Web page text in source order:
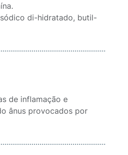
di-hidratado, butil-
de inflamação e
ânus provocados por